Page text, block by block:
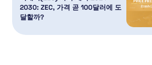
2030: ZEC, 가격 곧 100달러에 도
달할까?